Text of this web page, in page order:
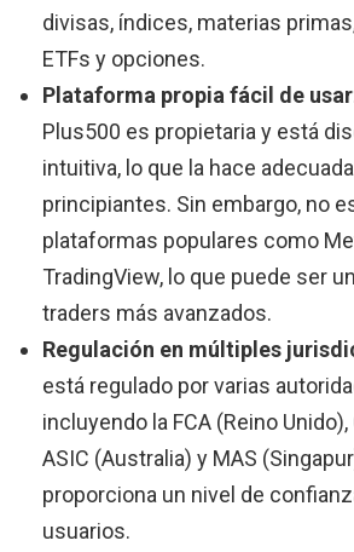
divisas, índices, materias
ETFs y opciones.
Plataforma propia fácil de usar
Plus500 es propietaria y está
intuitiva, lo que la hace
principiantes. Sin embargo, no
plataformas populares como
TradingView, lo que puede ser
traders más avanzados.
Regulación en múltiples
está regulado por varias
incluyendo la FCA (Reino
ASIC (Australia) y MAS
proporciona un nivel de
usuarios.